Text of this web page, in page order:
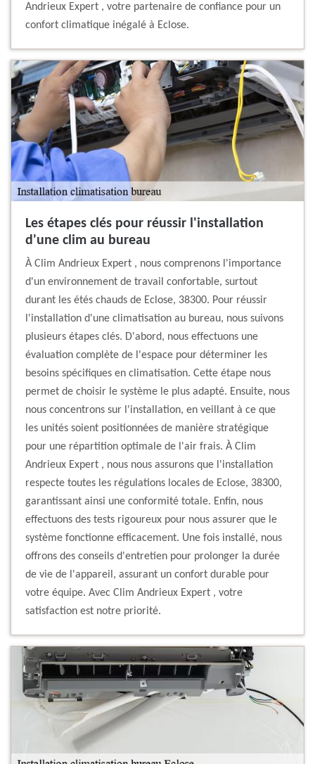
Andrieux Expert , votre partenaire de confiance pour un
confort climatique inégalé à Eclose.
Les étapes clés pour réussir l'installation
d'une clim au bureau
À Clim Andrieux Expert , nous comprenons l'importance
d'un environnement de travail confortable, surtout
durant les étés chauds de Eclose, 38300. Pour réussir
l'installation d'une climatisation au bureau, nous suivons
plusieurs étapes clés. D'abord, nous effectuons une
évaluation complète de l'espace pour déterminer les
besoins spécifiques en climatisation. Cette étape nous
permet de choisir le système le plus adapté. Ensuite, nous
nous concentrons sur l'installation, en veillant à ce que
les unités soient positionnées de manière stratégique
pour une répartition optimale de l'air frais. À Clim
Andrieux Expert , nous nous assurons que l'installation
respecte toutes les régulations locales de Eclose, 38300,
garantissant ainsi une conformité totale. Enfin, nous
effectuons des tests rigoureux pour nous assurer que le
système fonctionne efficacement. Une fois installé, nous
offrons des conseils d'entretien pour prolonger la durée
de vie de l'appareil, assurant un confort durable pour
votre équipe. Avec Clim Andrieux Expert , votre
satisfaction est notre priorité.